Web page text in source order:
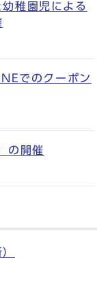
稚園児による
でのクーポン
の開催